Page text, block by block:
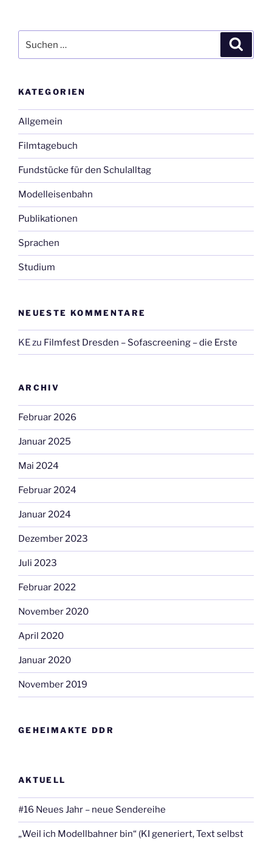
nach:
KATEGORIEN
Allgemein
Filmtagebuch
Fundstücke für den Schulalltag
Modelleisenbahn
Publikationen
Sprachen
Studium
NEUESTE KOMMENTARE
KEzu Filmfest Dresden – Sofascreening – die Erste
ARCHIV
Februar 2026
Januar 2025
Mai 2024
Februar 2024
Januar 2024
Dezember 2023
Juli 2023
Februar 2022
November 2020
April 2020
Januar 2020
November 2019
GEHEIMAKTE DDR
AKTUELL
#16 Neues Jahr – neue Sendereihe
„Weil ich Modellbahner bin“ (KI generiert, Text selbst